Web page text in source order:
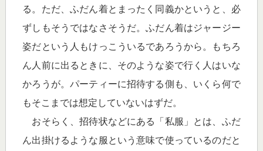
る。ただ、ふだん着とまったく同義かというと、必
ずしもそうではなさそうだ。ふだん着はジャージー
姿だという人もけっこういるであろうから。もちろ
ん人前に出るときに、そのような姿で行く人はいな
かろうが。パーティーに招待する側も、いくら何で
もそこまでは想定していないはずだ。
おそらく、招待状などにある「私服」とは、ふだ
ん出掛けるような服という意味で使っているのだと